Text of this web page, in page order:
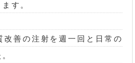
す。
改善の注射を週一回と日常の